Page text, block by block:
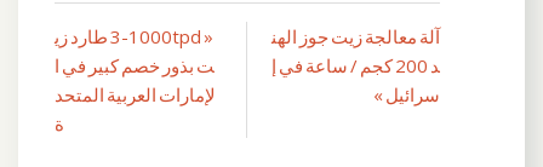
تصفّح
المقالات
« 3-1000tpd طارد زي
ت بذور خصم كبير في ا
لإمارات العربية المتحد
ة
آلة معالجة زيت جوز الهن
د 200 كجم / ساعة في إ
سرائيل »